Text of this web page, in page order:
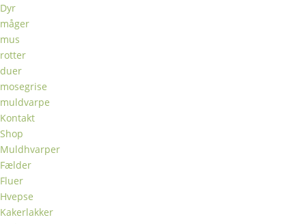
Dyr
måger
mus
rotter
duer
mosegrise
muldvarpe
Kontakt
Shop
Muldhvarper
Fælder
Fluer
Hvepse
Kakerlakker